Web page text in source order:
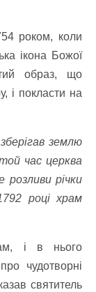
роком, коли
ікона Божої
образ, що
і покласти на
землю
час церква
розливи річки
році храм
і в нього
чудотворні
святитель